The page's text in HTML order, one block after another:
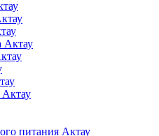
Актау
Актау
питания Актау